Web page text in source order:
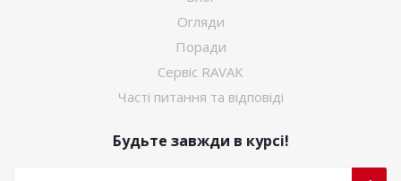
Огляди
Поради
Сервіс RAVAK
Часті питання та відповіді
Будьте завжди в курсі!